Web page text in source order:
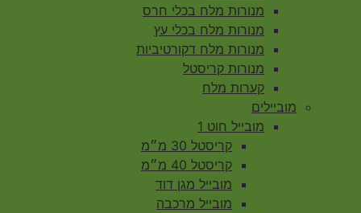
מנורות מלח בכלי חרס
מנורות מלח בכלי עץ
מנורות מלח דקורטיביות
מנורות קריסטל
קערות מלח
מוביילים
מובייל חוט 1
קריסטל 30 מ״מ
קריסטל 40 מ״מ
מובייל מגן דוד
מובייל מרכבה